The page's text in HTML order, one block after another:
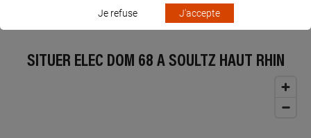
SITUER ELEC DOM 68 À SOULTZ HAUT RHIN
Je refuse J'accepte